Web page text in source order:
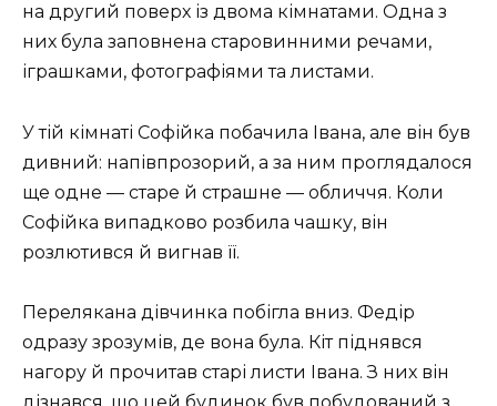
на другий поверх із двома кімнатами. Одна з
них була заповнена старовинними речами,
іграшками, фотографіями та листами.
У тій кімнаті Софійка побачила Івана, але він був
дивний: напівпрозорий, а за ним проглядалося
ще одне — старе й страшне — обличчя. Коли
Софійка випадково розбила чашку, він
розлютився й вигнав її.
Перелякана дівчинка побігла вниз. Федір
одразу зрозумів, де вона була. Кіт піднявся
нагору й прочитав старі листи Івана. З них він
дізнався, що цей будинок був побудований з